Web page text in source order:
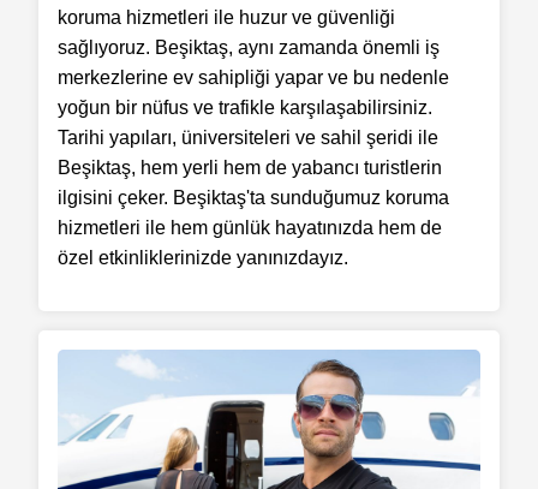
koruma hizmetleri ile huzur ve güvenliği
sağlıyoruz. Beşiktaş, aynı zamanda önemli iş
merkezlerine ev sahipliği yapar ve bu nedenle
yoğun bir nüfus ve trafikle karşılaşabilirsiniz.
Tarihi yapıları, üniversiteleri ve sahil şeridi ile
Beşiktaş, hem yerli hem de yabancı turistlerin
ilgisini çeker. Beşiktaş'ta sunduğumuz koruma
hizmetleri ile hem günlük hayatınızda hem de
özel etkinliklerinizde yanınızdayız.